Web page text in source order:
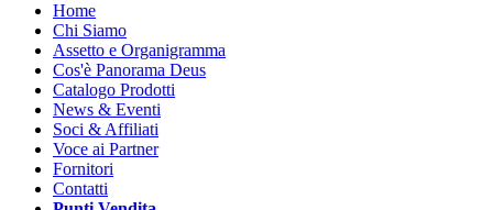
Home
Chi Siamo
Assetto e Organigramma
Cos'è Panorama Deus
Catalogo Prodotti
News & Eventi
Soci & Affiliati
Voce ai Partner
Fornitori
Contatti